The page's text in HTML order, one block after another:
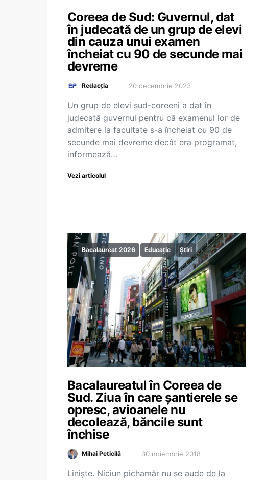
Coreea de Sud: Guvernul, dat
în judecată de un grup de elevi
din cauza unui examen
încheiat cu 90 de secunde mai
devreme
Redacția 20 decembrie 2023
Un grup de elevi sud-coreeni a dat în
judecată guvernul pentru că examenul lor de
admitere la facultate s-a încheiat cu 90 de
secunde mai devreme decât era programat,
informează…
Vezi articolul
Bacalaureat 2026 Educație Știri
Bacalaureatul în Coreea de
Sud. Ziua în care șantierele se
opresc, avioanele nu
decolează, băncile sunt
închise
Mihai Peticilă 30 noiembrie 2018
Liniște. Niciun pichamăr nu se aude de la